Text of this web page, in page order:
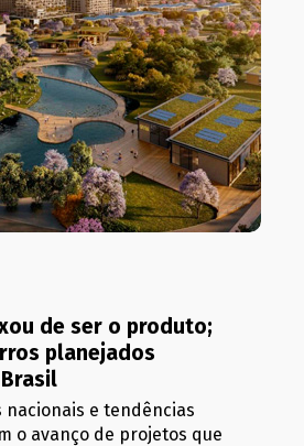
de ser o produto;
planejados
nacionais e tendências
o avanço de projetos que